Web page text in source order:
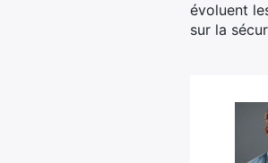
évoluent
sur la